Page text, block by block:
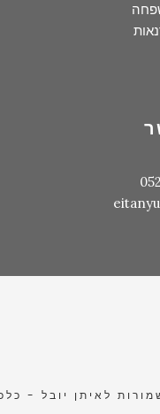
לאיתן יובל -